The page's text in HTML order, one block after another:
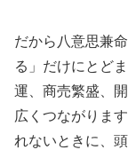
だから八意思兼
る」だけにとど
運、商売繁盛、
広くつながりま
れないときに、